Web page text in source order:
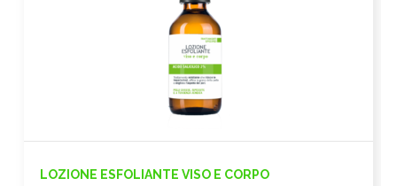
LOZIONE ESFOLIANTE VISO E CORPO